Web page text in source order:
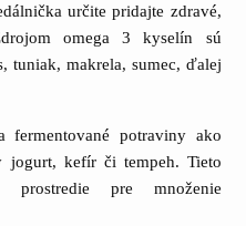
určite pridajte zdravé,
omega 3 kyselín sú
tuniak, makrela, sumec, ďalej
fermentované potraviny ako
jogurt, kefír či tempeh. Tieto
prostredie pre množenie